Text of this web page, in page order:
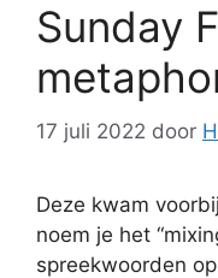
Sunday
17 juli 2022 door
Deze kwam
noem je het
spreekwoorden